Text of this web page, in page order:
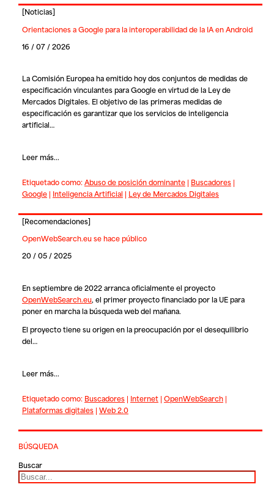
[Noticias]
Orientaciones a Google para la interoperabilidad de la IA en Android
16 / 07 / 2026
La Comisión Europea ha emitido hoy dos conjuntos de medidas de
especificación vinculantes para Google en virtud de la Ley de
Mercados Digitales. El objetivo de las primeras medidas de
especificación es garantizar que los servicios de inteligencia
artificial…
Leer más...
Etiquetado como:Abuso de posición dominante| Buscadores|
Google| Inteligencia Artificial | Ley de Mercados Digitales
[Recomendaciones]
OpenWebSearch.eu se hace público
20 / 05 / 2025
En septiembre de 2022 arranca oficialmente el proyecto
OpenWebSearch.eu, el primer proyecto financiado por la UE para
poner en marcha la búsqueda web del mañana.
El proyecto tiene su origen en la preocupación por el desequilibrio
del…
Leer más...
Etiquetado como: Buscadores| Internet| OpenWebSearch|
Plataformas digitales| Web 2.0
BÚSQUEDA
Buscar